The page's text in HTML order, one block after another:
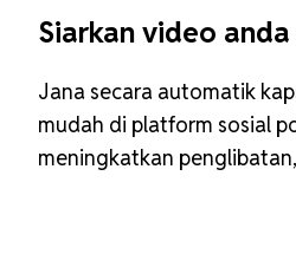
Siarkan video
Jana secara automatik
mudah di platform sosial
meningkatkan